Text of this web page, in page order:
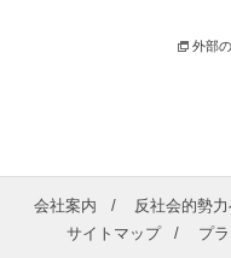
外部
会社案内 反社会的勢
サイトマップ
プ